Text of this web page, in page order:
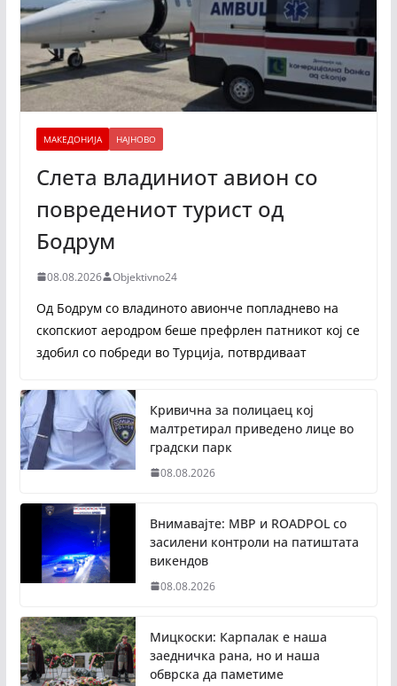
МАКЕДОНИЈА НАЈНОВО
Слета владиниот авион со
повредениот турист од
Бодрум
08.08.2026 Objektivno24
Од Бодрум со владиното авионче попладнево на
скопскиот аеродром беше префрлен патникот кој се
здобил со побреди во Турција, потврдиваат
Кривична за полицаец кој
малтретирал приведено лице во
градски парк
08.08.2026
Внимавајте: МВР и ROADPOL со
засилени контроли на патиштата
викендов
08.08.2026
Мицкоски: Карпалак е наша
заедничка рана, но и наша
обврска да паметиме